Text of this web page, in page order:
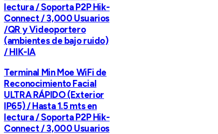
lectura / Soporta P2P Hik-
Connect / 3,000 Usuarios
/QR y Videoportero
(ambientes de bajo ruido)
/ HIK-IA
Terminal Min Moe WiFi de
Reconocimiento Facial
ULTRA RÁPIDO (Exterior
IP65) / Hasta 1.5 mts en
lectura / Soporta P2P Hik-
Connect / 3,000 Usuarios